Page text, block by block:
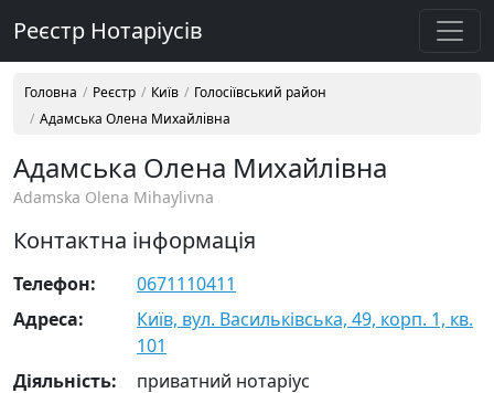
Реєстр Нотаріусів
Головна Реєстр Київ
Голосіївський район
Адамська Олена Михайлівна
Адамська Олена Михайлівна
Adamska Olena Mihaylivna
Контактна інформація
Телефон:
0671110411
Адреса:
Київ, вул. Васильківська, 49, корп. 1, кв.
101
Діяльність:
приватний нотаріус